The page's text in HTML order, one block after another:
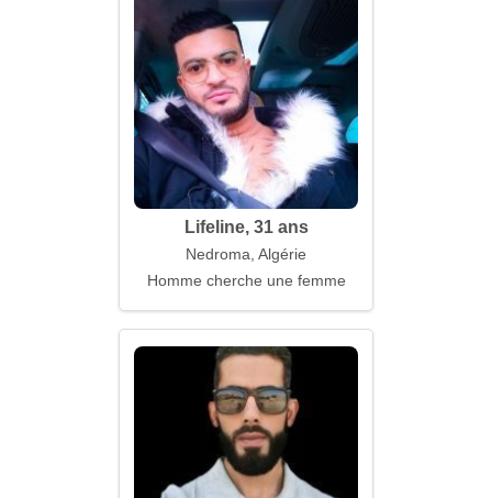
Lifeline, 31 ans
Nedroma, Algérie
Homme cherche une femme